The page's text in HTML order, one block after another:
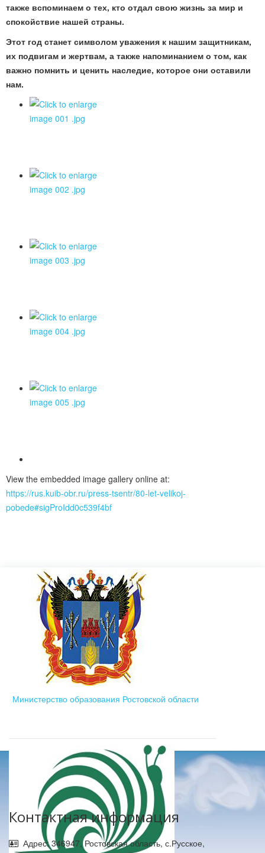
также вспоминаем о тех, кто отдал свою жизнь за мир и
спокойствие нашей страны.
Этот год станет символом уважения к нашим защитникам,
их подвигам и жертвам, а также напоминанием о том, как
важно помнить и ценить наследие, которое они оставили
нам.
View the embedded image gallery online at:
https://rus.kuib-obr.ru/press-tsentr/80-let-velikoj-
pobede#sigProIdd0c539f4bf
Министерство образования Ростовской области
Контактная информация
Адрес: 346947, Ростовская область, с.Русское,